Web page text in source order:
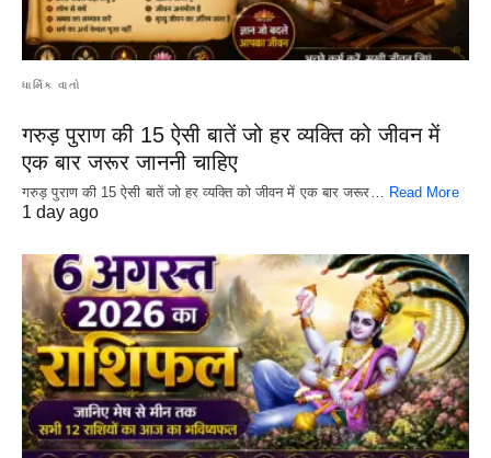
ધાર્મિક વાતો
गरुड़ पुराण की 15 ऐसी बातें जो हर व्यक्ति को जीवन में
एक बार जरूर जाननी चाहिए
गरुड़ पुराण की 15 ऐसी बातें जो हर व्यक्ति को जीवन में एक बार जरूर… Read More
1 day ago